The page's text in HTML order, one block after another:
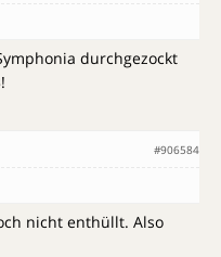
durchgezockt
#906584
nicht enthüllt. Also